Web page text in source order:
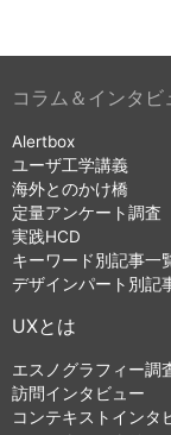
コラム＆インタビ
Alertbox
ユーザ工学講義
海外とのかけ橋
定量アンケート調査
実践HCD
キーワード別記事一
デザインパート別記
UXとは
エスノグラフィー調
訪問インタビュー
コンテキストインタ